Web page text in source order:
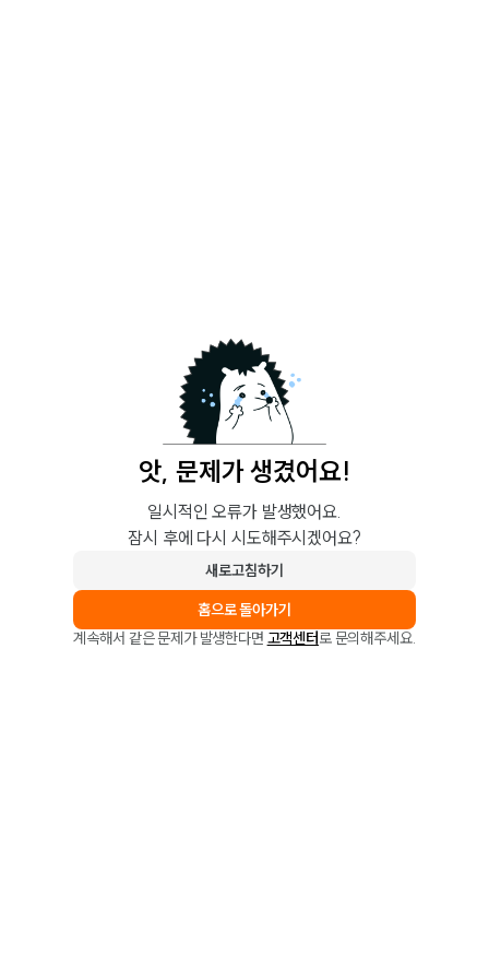
앗, 문제가 생겼어요!
일시적인 오류가 발생했어요.
잠시 후에 다시 시도해주시겠어요?
새로고침하기
홈으로 돌아가기
계속해서 같은 문제가 발생한다면 고객센터로 문의해주세요.